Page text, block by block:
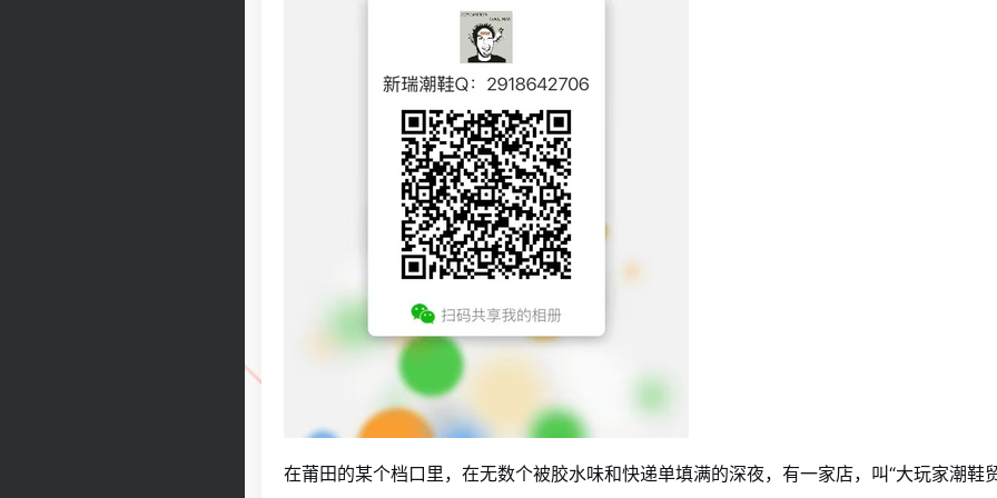
在莆田的某个档口里，在无数个被胶水味和快递单填满的深夜，有一家店，叫“大玩家潮鞋